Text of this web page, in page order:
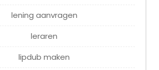
lening aanvragen
leraren
lipdub maken